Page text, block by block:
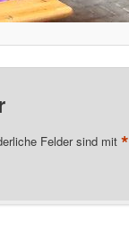
Felder sind mit *